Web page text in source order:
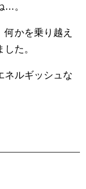
…。
かを乗り越え
た。
ネルギッシュな